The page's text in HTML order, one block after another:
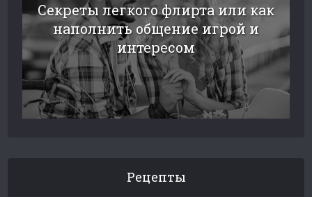
Секреты легкого флирта или как
наполнить общение игрой и
интересом
Рецепты